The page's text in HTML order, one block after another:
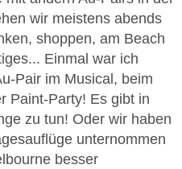
wir meistens abends
shoppen, am Beach
Einmal war ich
Pair im Musical, beim
Paint-Party! Es gibt in
zu tun! Oder wir haben
unternommen
besser